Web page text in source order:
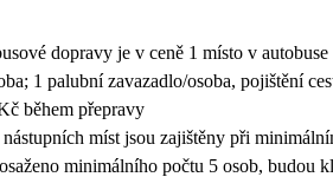
dopravy je v ceně 1 místo v
1 palubní zavazadlo/osoba, pojištění
během přepravy
míst jsou zajištěny při
minimálního počtu 5 osob, budou